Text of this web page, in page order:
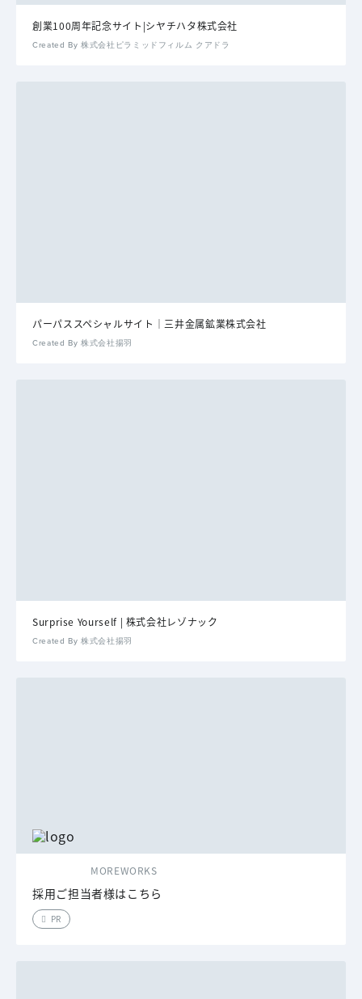
創業100周年記念サイト|シヤチハタ株式会社
Created By 株式会社ピラミッドフィルム クアドラ
パーパススペシャルサイト｜三井金属鉱業株式会社
Created By 株式会社揚羽
Surprise Yourself | 株式会社レゾナック
Created By 株式会社揚羽
MOREWORKS
採用ご担当者様はこちら
PR